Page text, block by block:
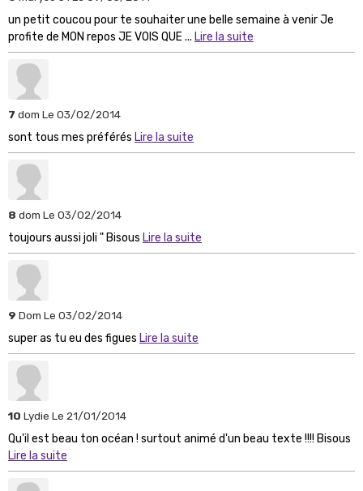
un petit coucou pour te souhaiter une belle semaine à venir Je
profite de MON repos JE VOIS QUE ... Lire la suite
7 dom Le 03/02/2014
sont tous mes préférés Lire la suite
8 dom Le 03/02/2014
toujours aussi joli " Bisous Lire la suite
9 Dom Le 03/02/2014
super as tu eu des figues Lire la suite
10 Lydie Le 21/01/2014
Qu'il est beau ton océan ! surtout animé d'un beau texte !!!! Bisous
Lire la suite